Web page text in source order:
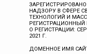
НАДЗОРУ В СФЕРЕ
ТЕХНОЛОГИЙ И
О РЕГИСТРАЦИИ:
2021 Г.
ДОМЕННОЕ ИМЯ